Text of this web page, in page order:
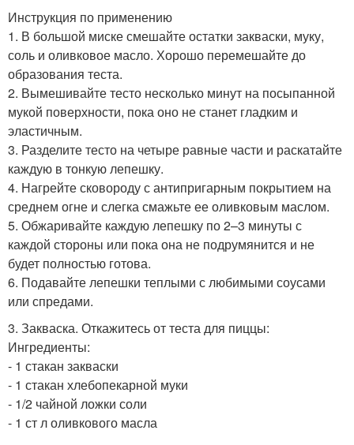
Инструкция по применению
1. В большой миске смешайте остатки закваски, муку,
соль и оливковое масло. Хорошо перемешайте до
образования теста.
2. Вымешивайте тесто несколько минут на посыпанной
мукой поверхности, пока оно не станет гладким и
эластичным.
3. Разделите тесто на четыре равные части и раскатайте
каждую в тонкую лепешку.
4. Нагрейте сковороду с антипригарным покрытием на
среднем огне и слегка смажьте ее оливковым маслом.
5. Обжаривайте каждую лепешку по 2–3 минуты с
каждой стороны или пока она не подрумянится и не
будет полностью готова.
6. Подавайте лепешки теплыми с любимыми соусами
или спредами.
3. Закваска. Откажитесь от теста для пиццы:
Ингредиенты:
- 1 стакан закваски
- 1 стакан хлебопекарной муки
- 1/2 чайной ложки соли
- 1 ст л оливкового масла